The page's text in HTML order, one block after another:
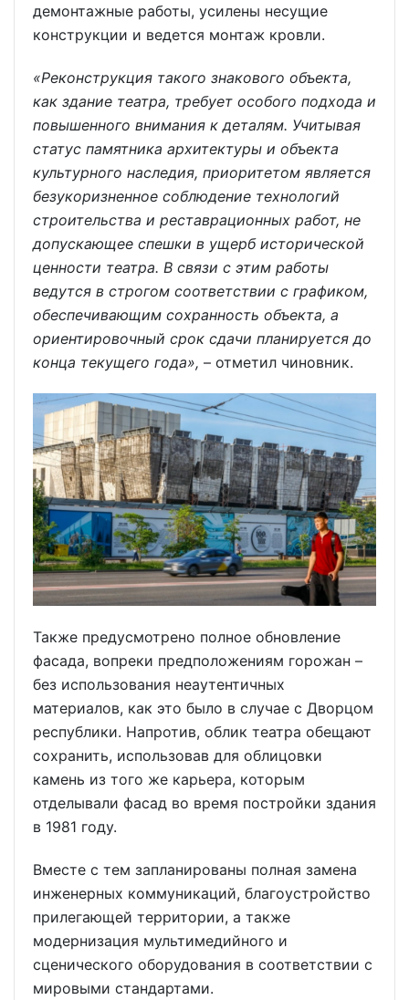
демонтажные работы, усилены несущие
конструкции и ведется монтаж кровли.
«Реконструкция такого знакового объекта,
как здание театра, требует особого подхода и
повышенного внимания к деталям. Учитывая
статус памятника архитектуры и объекта
культурного наследия, приоритетом является
безукоризненное соблюдение технологий
строительства и реставрационных работ, не
допускающее спешки в ущерб исторической
ценности театра. В связи с этим работы
ведутся в строгом соответствии с графиком,
обеспечивающим сохранность объекта, а
ориентировочный срок сдачи планируется до
конца текущего года», – отметил чиновник.
Также предусмотрено полное обновление
фасада, вопреки предположениям горожан –
без использования неаутентичных
материалов, как это было в случае с Дворцом
республики. Напротив, облик театра обещают
сохранить, использовав для облицовки
камень из того же карьера, которым
отделывали фасад во время постройки здания
в 1981 году.
Вместе с тем запланированы полная замена
инженерных коммуникаций, благоустройство
прилегающей территории, а также
модернизация мультимедийного и
сценического оборудования в соответствии с
мировыми стандартами.